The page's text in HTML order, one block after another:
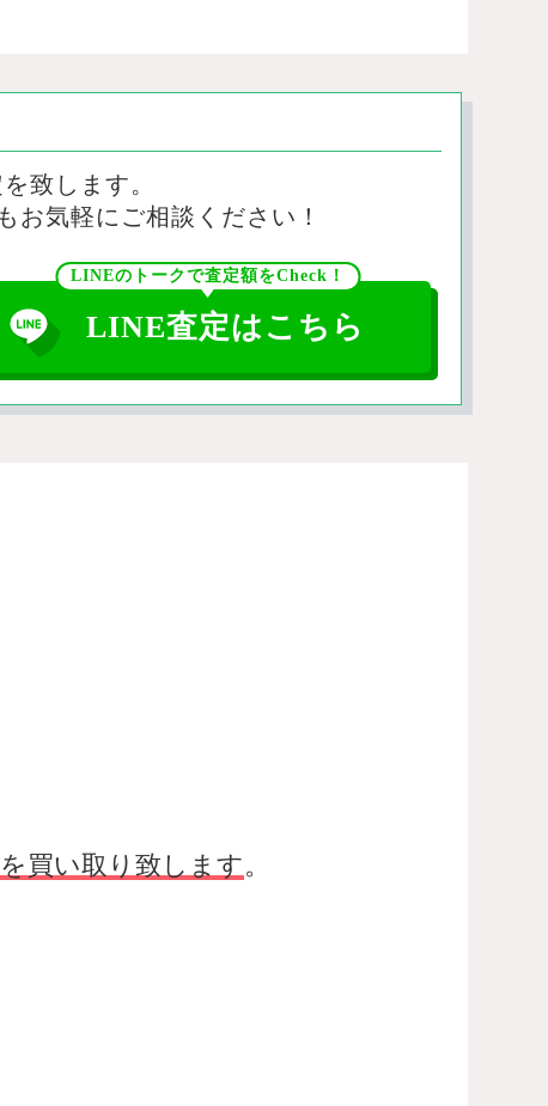
致します。
お気軽にご相談ください！
LINEのトークで査定額をCheck！
LINE査定はこちら
買い取り致します。